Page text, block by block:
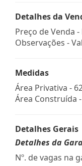
Detalhes da
Preço de Venda -
Observações -
Medidas
Área Privativa -
Área Construída -
Detalhes Gerais
Detalhes da
Nº. de vagas na